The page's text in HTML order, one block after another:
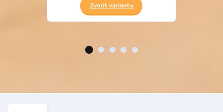
Zvolit variantu